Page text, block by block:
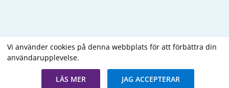
Vi använder cookies på denna webbplats för att förbättra din
användarupplevelse.